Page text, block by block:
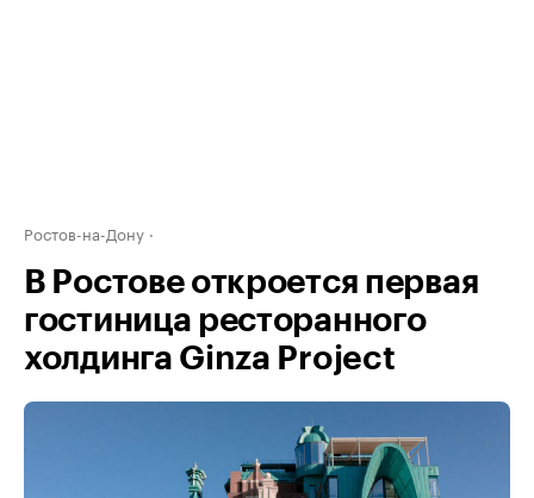
Ростов-на-Дону
В Ростове откроется первая
гостиница ресторанного
холдинга Ginza Project